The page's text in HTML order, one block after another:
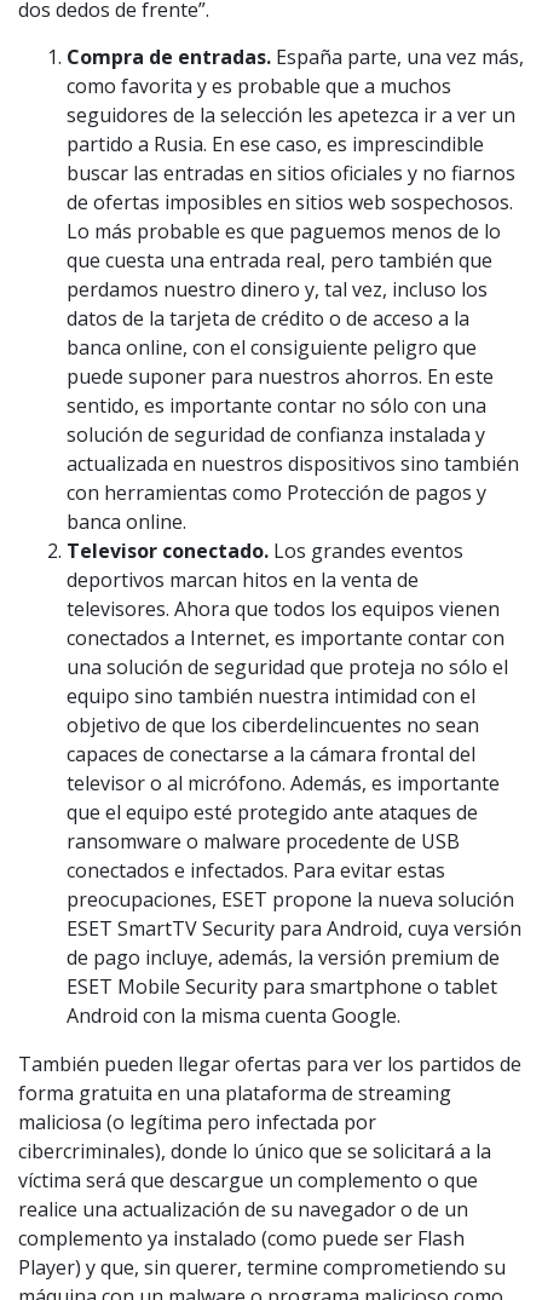
dos dedos de frente”.
Compra de entradas. España parte, una vez más,
como favorita y es probable que a muchos
seguidores de la selección les apetezca ir a ver un
partido a Rusia. En ese caso, es imprescindible
buscar las entradas en sitios oficiales y no fiarnos
de ofertas imposibles en sitios web sospechosos.
Lo más probable es que paguemos menos de lo
que cuesta una entrada real, pero también que
perdamos nuestro dinero y, tal vez, incluso los
datos de la tarjeta de crédito o de acceso a la
banca online, con el consiguiente peligro que
puede suponer para nuestros ahorros. En este
sentido, es importante contar no sólo con una
solución de seguridad de confianza instalada y
actualizada en nuestros dispositivos sino también
con herramientas como Protección de pagos y
banca online.
Televisor conectado. Los grandes eventos
deportivos marcan hitos en la venta de
televisores. Ahora que todos los equipos vienen
conectados a Internet, es importante contar con
una solución de seguridad que proteja no sólo el
equipo sino también nuestra intimidad con el
objetivo de que los ciberdelincuentes no sean
capaces de conectarse a la cámara frontal del
televisor o al micrófono. Además, es importante
que el equipo esté protegido ante ataques de
ransomware o malware procedente de USB
conectados e infectados. Para evitar estas
preocupaciones, ESET propone la nueva solución
ESET SmartTV Security para Android, cuya versión
de pago incluye, además, la versión premium de
ESET Mobile Security para smartphone o tablet
Android con la misma cuenta Google.
También pueden llegar ofertas para ver los partidos de
forma gratuita en una plataforma de streaming
maliciosa (o legítima pero infectada por
cibercriminales), donde lo único que se solicitará a la
víctima será que descargue un complemento o que
realice una actualización de su navegador o de un
complemento ya instalado (como puede ser Flash
Player) y que, sin querer, termine comprometiendo su